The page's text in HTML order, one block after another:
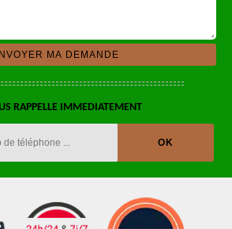
RAPPELLE IMMEDIATEMENT